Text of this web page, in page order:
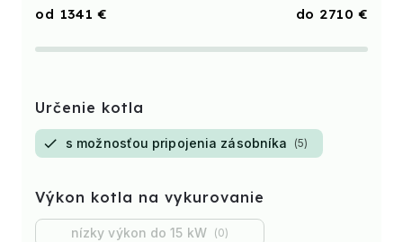
Abecedne
1341 € 2710 €
Určenie kotla
s možnosťou pripojenia zásobníka 5
Výkon kotla na vykurovanie
nízky výkon do 15 kW 0